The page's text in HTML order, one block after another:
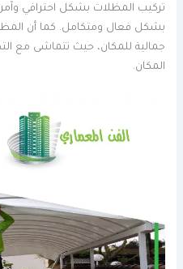
تركيب المظلات بشكل احترافي
بشكل فعال ومتكامل. كما أن
جمالية للمكان، حيث تتماشى مع
المكان.